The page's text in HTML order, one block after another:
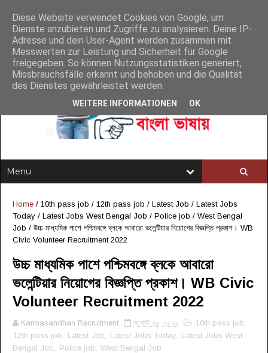
Home / 10th pass job / 12th pass job / Latest Job / Latest Jobs
Today / Latest Jobs West Bengal Job / Police job / West Bengal
Job / উচ্চ মাধ্যমিক পাশে পশ্চিমবঙ্গে ব্লকে আবারো ভলেন্টিয়ার নিয়োগের বিজ্ঞপ্তি প্রকাশ। WB
Civic Volunteer Recruitment 2022
উচ্চ মাধ্যমিক পাশে পশ্চিমবঙ্গে ব্লকে আবারো
ভলেন্টিয়ার নিয়োগের বিজ্ঞপ্তি প্রকাশ। WB Civic
Volunteer Recruitment 2022
Karmasandhan Recruitment আগস্ট ২৬, ২০২২ 10th pass job
12th pass job
Latest Job Latest Jobs Today
Latest Jobs West
Bengal Job
Police job West Bengal Job
Diese Website verwendet Cookies von Google, um
Dienste anzubieten und Zugriffe zu analysieren. Deine IP-
Adresse und dein User-Agent werden zusammen mit
Messwerten zur Leistung und Sicherheit für Google
freigegeben. So können Nutzungsstatistiken generiert,
Missbrauchsfälle erkannt und behoben und die Qualität
des Dienstes gewährleistet werden.
WEITERE INFORMATIONEN OK